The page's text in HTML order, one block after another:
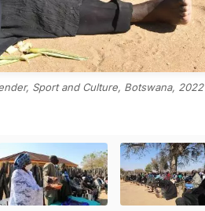
Sport and Culture, Botswana, 2022